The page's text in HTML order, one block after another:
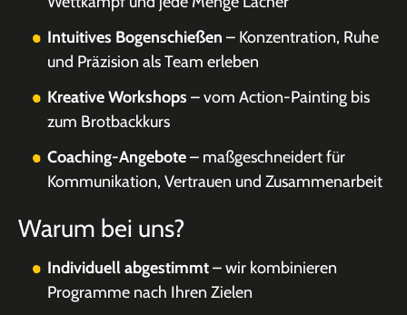
Intuitives Bogenschießen – Konzentration, Ruhe
und Präzision als Team erleben
Kreative Workshops – vom Action-Painting bis
zum Brotbackkurs
Coaching-Angebote– maßgeschneidert für
Kommunikation, Vertrauen und Zusammenarbeit
Warum bei uns?
Individuell abgestimmt– wir kombinieren
Programme nach Ihren Zielen